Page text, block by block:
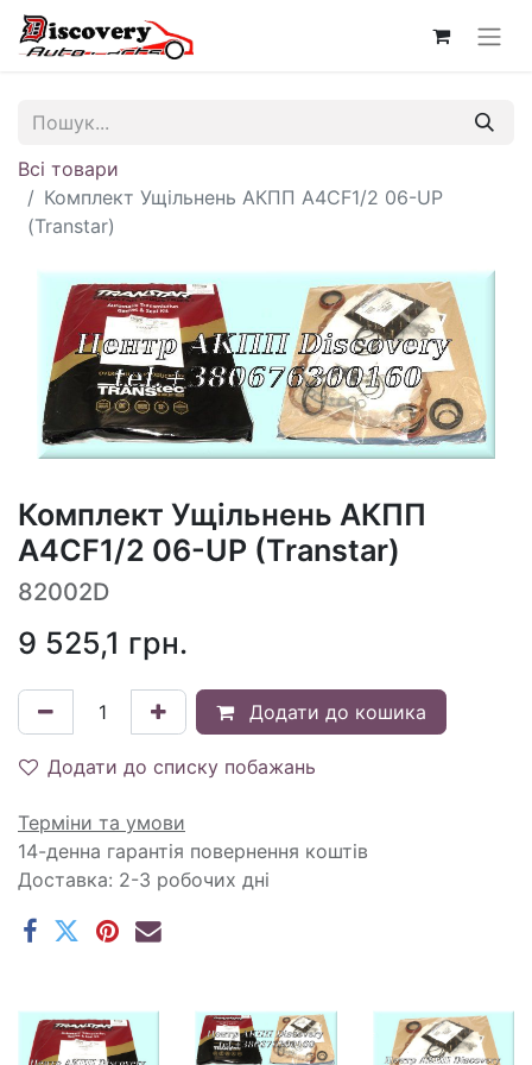
Всі товари
Комплект Ущільнень АКПП A4CF1/2 06-UP
(Transtar)
Комплект Ущільнень АКПП
A4CF1/2 06-UP (Transtar)
82002D
9 525,1 грн.
Додати до кошика
Додати до списку побажань
Терміни та умови
14-денна гарантія повернення коштів
Доставка: 2-3 робочих дні